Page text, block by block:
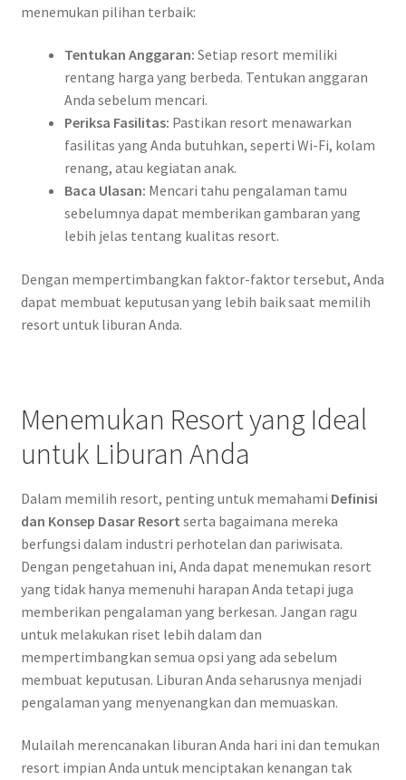
menemukan pilihan terbaik:
Tentukan Anggaran: Setiap resort memiliki
rentang harga yang berbeda. Tentukan anggaran
Anda sebelum mencari.
Periksa Fasilitas: Pastikan resort menawarkan
fasilitas yang Anda butuhkan, seperti Wi-Fi, kolam
renang, atau kegiatan anak.
Baca Ulasan: Mencari tahu pengalaman tamu
sebelumnya dapat memberikan gambaran yang
lebih jelas tentang kualitas resort.
Dengan mempertimbangkan faktor-faktor tersebut, Anda
dapat membuat keputusan yang lebih baik saat memilih
resort untuk liburan Anda.
Menemukan Resort yang Ideal
untuk Liburan Anda
Dalam memilih resort, penting untuk memahami Definisi
dan Konsep Dasar Resort serta bagaimana mereka
berfungsi dalam industri perhotelan dan pariwisata.
Dengan pengetahuan ini, Anda dapat menemukan resort
yang tidak hanya memenuhi harapan Anda tetapi juga
memberikan pengalaman yang berkesan. Jangan ragu
untuk melakukan riset lebih dalam dan
mempertimbangkan semua opsi yang ada sebelum
membuat keputusan. Liburan Anda seharusnya menjadi
pengalaman yang menyenangkan dan memuaskan.
Mulailah merencanakan liburan Anda hari ini dan temukan
resort impian Anda untuk menciptakan kenangan tak